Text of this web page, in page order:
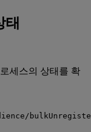
세스의 상태를 확